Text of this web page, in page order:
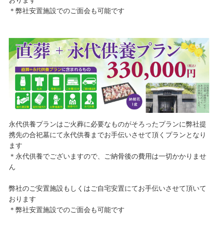
＊弊社安置施設でのご面会も可能です
永代供養プランはご火葬に必要なものがそろったプランに弊社提
携先の合祀墓にて永代供養までお手伝いさせて頂くプランとなり
ます
＊永代供養でございますので、ご納骨後の費用は一切かかりませ
ん
弊社のご安置施設もしくはご自宅安置にてお手伝いさせて頂いて
おります
＊弊社安置施設でのご面会も可能です